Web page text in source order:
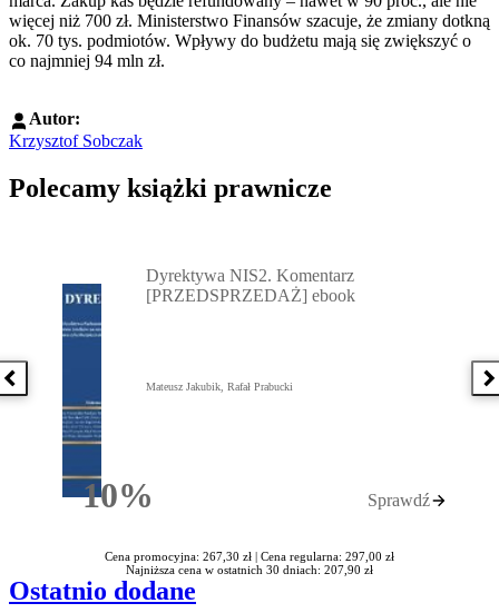
więcej niż 700 zł. Ministerstwo Finansów szacuje, że zmiany dotkną
ok. 70 tys. podmiotów. Wpływy do budżetu mają się zwiększyć o
co najmniej 94 mln zł.
Autor:
Krzysztof Sobczak
Polecamy książki prawnicze
Poprzednia książka
10%Rabatu
Dyrektywa NIS2. Komentarz
[PRZEDSPRZEDAŻ] ebook
Mateusz Jakubik, Rafał Prabucki
Sprawdź
Cena promocyjna: 267,30 zł | Cena regularna: 297,00 zł
Najniższa cena w ostatnich 30 dniach: 207,90 zł
Ostatnio dodane